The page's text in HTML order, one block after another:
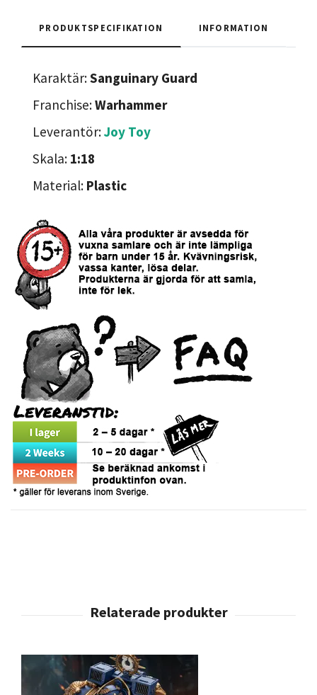
PRODUKTSPECIFIKATION INFORMATION
Karaktär:Sanguinary Guard
Franchise:Warhammer
Leverantör:Joy Toy
Skala: 1:18
Material: Plastic